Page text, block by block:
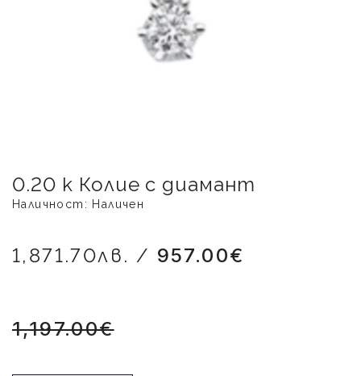
0.20 к Колие с диамант
Наличност: Наличен
1,871.70лв. / 957.00€
1,197.00€